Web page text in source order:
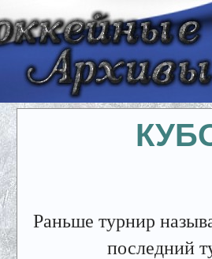
Раньше турнир
последний